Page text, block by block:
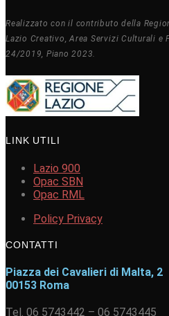
Realizzato con il contributo della
Lazio Creativo, Area Servizi Culturali e
24/2019, Piano 2023.
LINK UTILI
Lazio 900
Opac SBN
Opac RML
Policy Privacy
CONTATTI
Piazza dei Cavalieri di Malta, 2
00153 Roma
Tel. 06 5743442 – 06 5743445